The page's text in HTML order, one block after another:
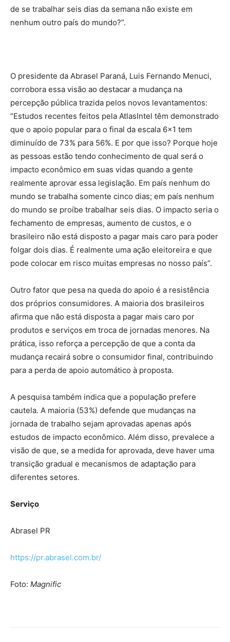
de se trabalhar seis dias da semana não existe em
nenhum outro país do mundo?”.
O presidente da Abrasel Paraná, Luis Fernando Menuci,
corrobora essa visão ao destacar a mudança na
percepção pública trazida pelos novos levantamentos:
“Estudos recentes feitos pela AtlasIntel têm demonstrado
que o apoio popular para o final da escala 6×1 tem
diminuído de 73% para 56%. E por que isso? Porque hoje
as pessoas estão tendo conhecimento de qual será o
impacto econômico em suas vidas quando a gente
realmente aprovar essa legislação. Em país nenhum do
mundo se trabalha somente cinco dias; em país nenhum
do mundo se proíbe trabalhar seis dias. O impacto seria o
fechamento de empresas, aumento de custos, e o
brasileiro não está disposto a pagar mais caro para poder
folgar dois dias. É realmente uma ação eleitoreira e que
pode colocar em risco muitas empresas no nosso país”.
Outro fator que pesa na queda do apoio é a resistência
dos próprios consumidores. A maioria dos brasileiros
afirma que não está disposta a pagar mais caro por
produtos e serviços em troca de jornadas menores. Na
prática, isso reforça a percepção de que a conta da
mudança recairá sobre o consumidor final, contribuindo
para a perda de apoio automático à proposta.
A pesquisa também indica que a população prefere
cautela. A maioria (53%) defende que mudanças na
jornada de trabalho sejam aprovadas apenas após
estudos de impacto econômico. Além disso, prevalece a
visão de que, se a medida for aprovada, deve haver uma
transição gradual e mecanismos de adaptação para
diferentes setores.
Serviço
Abrasel PR
https://pr.abrasel.com.br/
Foto: Magnific